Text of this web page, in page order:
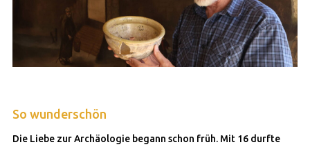
So wunderschön
Die Liebe zur Archäologie begann schon früh. Mit 16 durfte